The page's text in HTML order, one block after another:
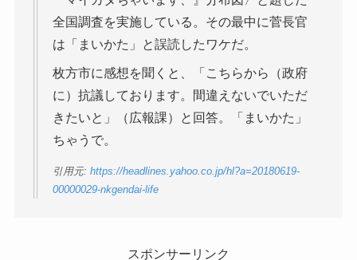
全国調査を実施している。その最中に菅長官
は「まいかた」と誤読したワケだ。
枚方市に感想を聞くと、「こちらから（政府
に）抗議しております。間違えないでいただ
きたいと」（広報課）と回答。「まいかた」
ちゃうで。
引用元: https://headlines.yahoo.co.jp/hl?a=20180619-
00000029-nkgendai-life
スポンサーリンク